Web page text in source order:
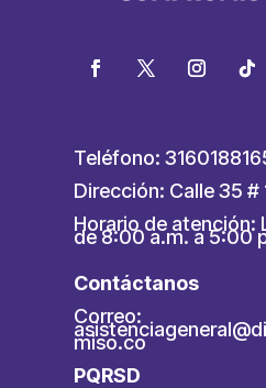
Teléfono:
Dirección: Calle 35 #
Horario de atención:
de 8:00 a.m. a 5:00
Contáctanos
Correo:
miso.co
PQRSD